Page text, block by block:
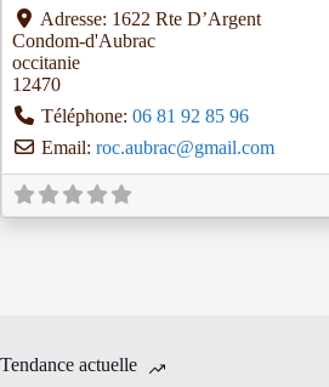
Adresse: 1622 Rte D’Argent
Condom-d'Aubrac
occitanie
12470
Téléphone: 06 81 92 85 96
Email: roc.aubrac@gmail.com
Tendance actuelle